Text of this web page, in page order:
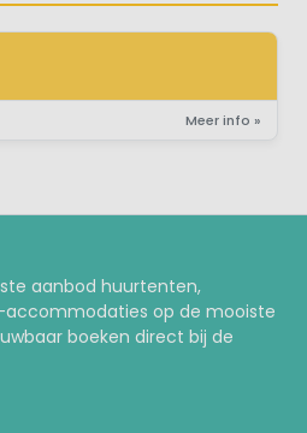
Meer info »
aanbod huurtenten,
op de mooiste
boeken direct bij de